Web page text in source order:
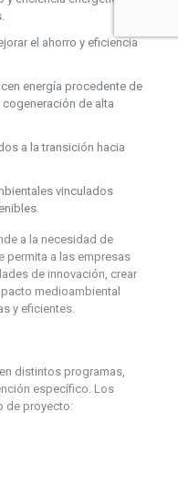
el ahorro y eficiencia
energía procedente de
de alta
a la transición hacia
vinculados
a la necesidad de
permita a las empresas
de innovación, crear
medioambiental
y eficientes.
distintos programas,
específico. Los
de proyecto: